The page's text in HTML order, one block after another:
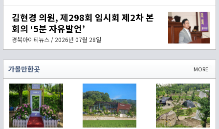
김현경 의원, 제298회 임시회 제2차 본
회의 ‘5분 자유발언’
경북아이티뉴스 / 2026년 07월 28일
MORE
가볼만한곳